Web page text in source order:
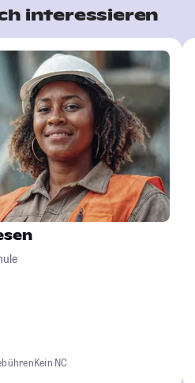
interessieren
Kein NC